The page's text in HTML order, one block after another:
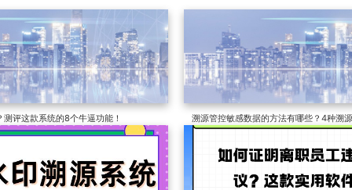
评这款系统的8个牛逼功能！
溯源管控敏感数据的方法有哪些？4种溯
来了！